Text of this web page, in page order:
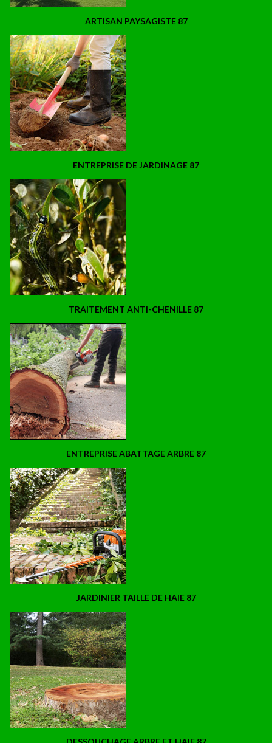
ARTISAN PAYSAGISTE 87
ENTREPRISE DE JARDINAGE 87
TRAITEMENT ANTI-CHENILLE 87
ENTREPRISE ABATTAGE ARBRE 87
JARDINIER TAILLE DE HAIE 87